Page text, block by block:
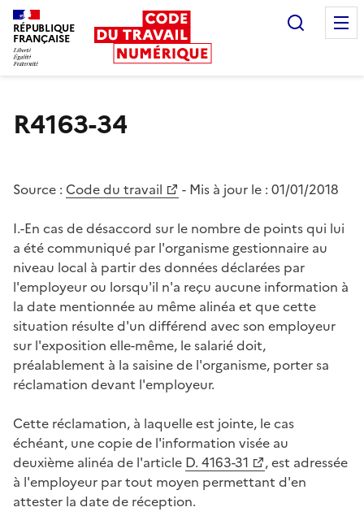
RÉPUBLIQUE
FRANÇAISE
R4163-34
Source : Code du travail - Mis à jour le : 01/01/2018
I.-En cas de désaccord sur le nombre de points qui lui
a été communiqué par l'organisme gestionnaire au
niveau local à partir des données déclarées par
l'employeur ou lorsqu'il n'a reçu aucune information à
la date mentionnée au même alinéa et que cette
situation résulte d'un différend avec son employeur
sur l'exposition elle-même, le salarié doit,
préalablement à la saisine de l'organisme, porter sa
réclamation devant l'employeur.
Cette réclamation, à laquelle est jointe, le cas
échéant, une copie de l'information visée au
deuxième alinéa de l'article D. 4163-31
, est adressée
à l'employeur par tout moyen permettant d'en
attester la date de réception.